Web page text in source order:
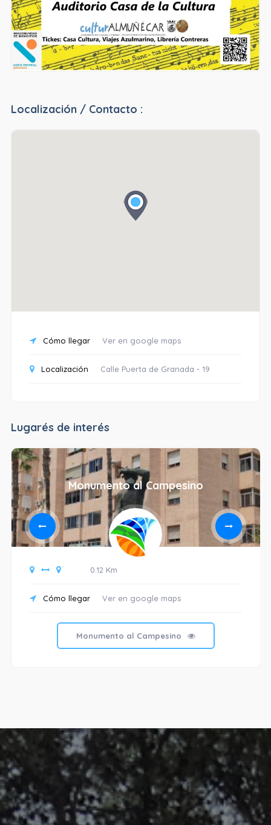
Localización / Contacto :
Cómo llegar Ver en google maps
Localización Calle Puerta de Granada - 19
Lugarés de interés
Monumento al Campesino
0.12 Km
Cómo llegar Ver en google maps
Monumento al Campesino